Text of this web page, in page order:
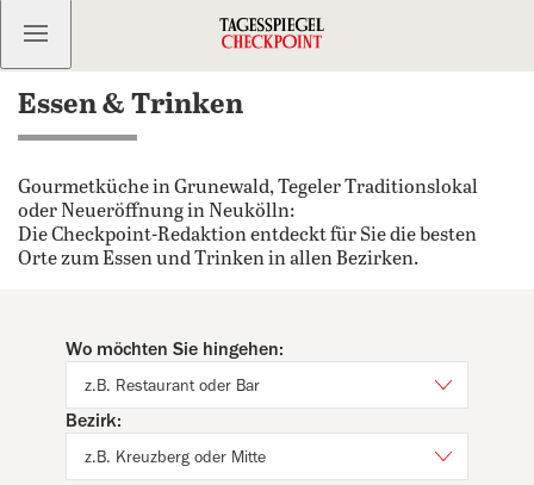
Kostenlos anmelden
Essen & Trinken
Gourmetküche in Grunewald, Tegeler Traditionslokal
oder Neueröffnung in Neukölln:
Die Checkpoint-Redaktion entdeckt für Sie die besten
Orte zum Essen und Trinken in allen Bezirken.
Wo möchten Sie hingehen:
z.B. Restaurant oder Bar
Bezirk:
z.B. Kreuzberg oder Mitte